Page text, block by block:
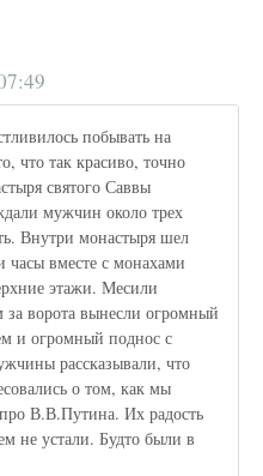
побывать на
что так красиво, точно
святого Саввы
мужчин около трех
Внутри монастыря шел
вместе с монахами
этажи. Месили
ворота вынесли огромный
и огромный поднос с
рассказывали, что
о том, как мы
В.В.Путина. Их радость
не устали. Будто были в